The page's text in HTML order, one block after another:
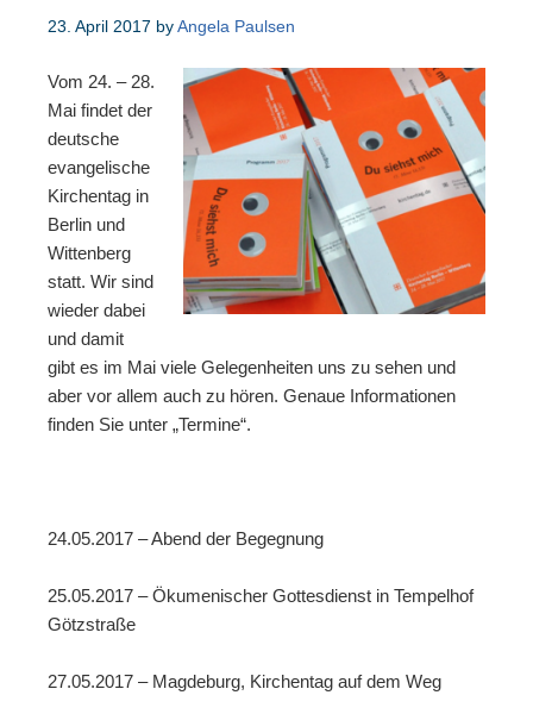
23. April 2017 byAngela Paulsen
Vom 24. – 28.
Mai findet der
deutsche
evangelische
Kirchentag in
Berlin und
Wittenberg
statt. Wir sind
wieder dabei
und damit
gibt es im Mai viele Gelegenheiten uns zu sehen und
aber vor allem auch zu hören. Genaue Informationen
finden Sie unter „Termine“.
24.05.2017 – Abend der Begegnung
25.05.2017 – Ökumenischer Gottesdienst in Tempelhof
Götzstraße
27.05.2017 – Magdeburg, Kirchentag auf dem Weg